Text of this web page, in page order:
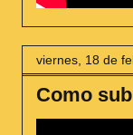
viernes, 18 de
Como